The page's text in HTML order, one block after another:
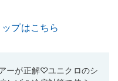
ップはこちら
ーが正解♡ユニクロのシ